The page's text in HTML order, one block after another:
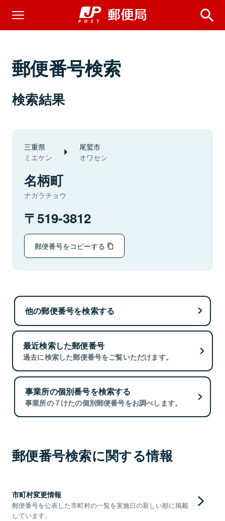
郵便番号検索
検索結果
三重県
ミエケン
尾鷲市
オワセシ
名柄町
ナガラチョウ
519-3812
郵便番号をコピーする
他の郵便番号を検索する
最近検索した郵便番号
過去に検索した郵便番号をご覧いただけます。
事業所の個別番号を検索する
事業所の７けたの個別郵便番号をお調べします。
郵便番号検索に関する情報
市町村変更情報
郵便番号を公表した市町村の一覧を実施日の新しい順に掲載
しています。